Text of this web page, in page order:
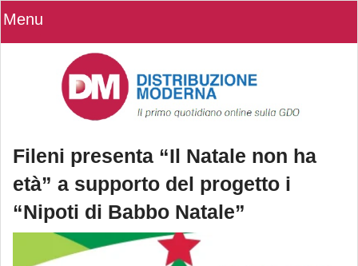
Menu
Fileni presenta “Il Natale non ha
età” a supporto del progetto i
“Nipoti di Babbo Natale”